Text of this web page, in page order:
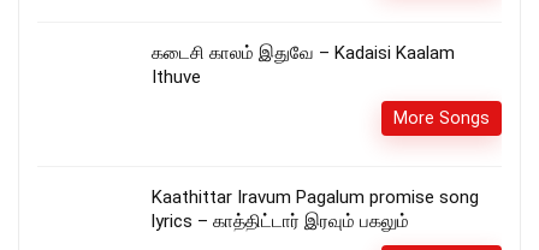
கடைசி காலம் இதுவே – Kadaisi Kaalam
Ithuve
More Songs
Kaathittar Iravum Pagalum promise song
lyrics – காத்திட்டார் இரவும் பகலும்